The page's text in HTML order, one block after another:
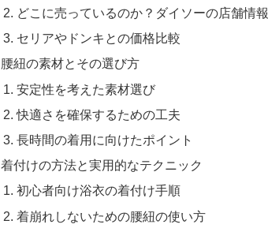
どこに売っているのか？ダイソーの店舗情報
セリアやドンキとの価格比較
腰紐の素材とその選び方
安定性を考えた素材選び
快適さを確保するための工夫
長時間の着用に向けたポイント
着付けの方法と実用的なテクニック
初心者向け浴衣の着付け手順
着崩れしないための腰紐の使い方